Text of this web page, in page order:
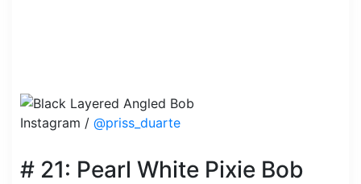
Instagram / @priss_duarte
# 21: Pearl White Pixie Bob